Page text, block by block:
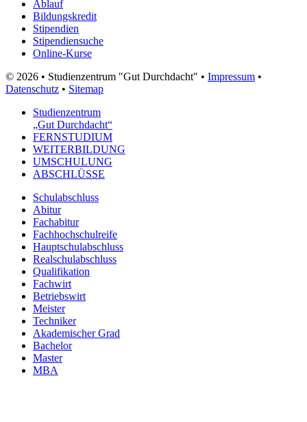
Ablauf
Bildungskredit
Stipendien
Stipendiensuche
Online-Kurse
© 2026 • Studienzentrum "Gut Durchdacht" • Impressum •
Datenschutz • Sitemap
Studienzentrum
„Gut Durchdacht“
FERNSTUDIUM
WEITERBILDUNG
UMSCHULUNG
ABSCHLÜSSE
Schulabschluss
Abitur
Fachabitur
Fachhochschulreife
Hauptschulabschluss
Realschulabschluss
Qualifikation
Fachwirt
Betriebswirt
Meister
Techniker
Akademischer Grad
Bachelor
Master
MBA